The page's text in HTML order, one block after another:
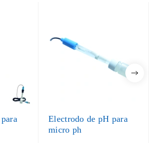
Electrodo de pH para
micro ph